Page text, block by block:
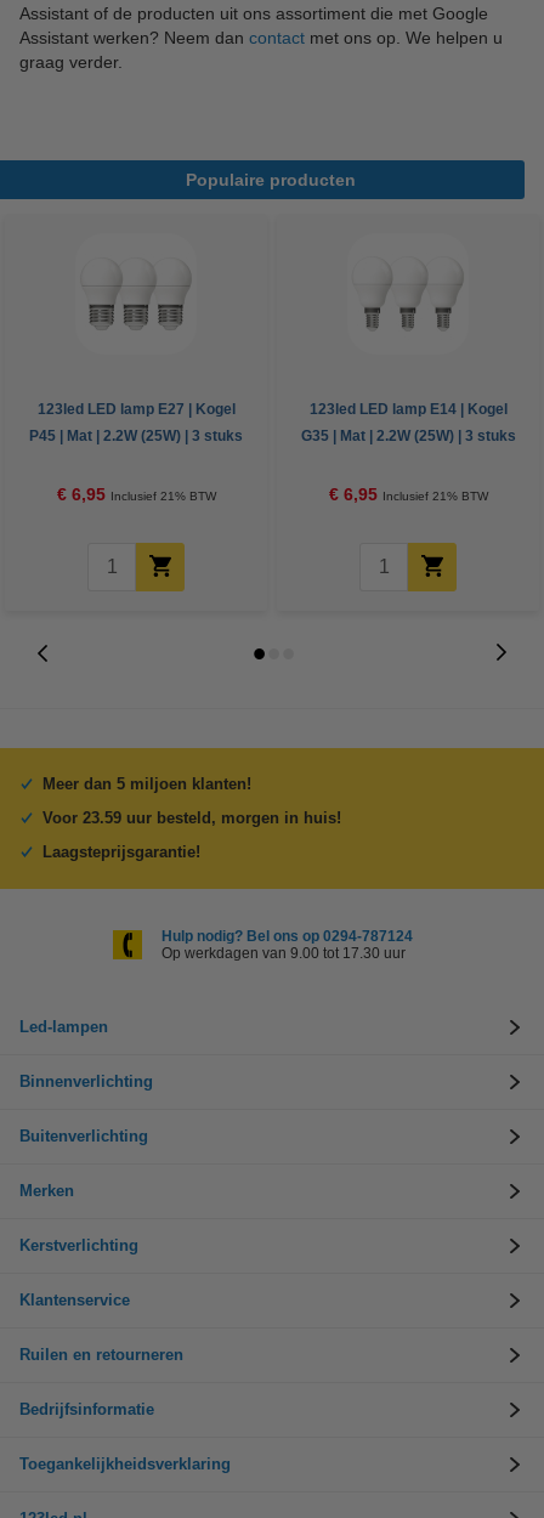
Assistant of de producten uit ons assortiment die met Google
Assistant werken? Neem dan contact met ons op. We helpen u
graag verder.
Populaire producten
123led LED lamp E27 | Kogel
P45 | Mat | 2.2W (25W) | 3 stuks
€ 6,95 Inclusief 21% BTW
123led LED lamp E14 | Kogel
G35 | Mat | 2.2W (25W) | 3 stuks
€ 6,95 Inclusief 21% BTW
Meer dan 5 miljoen klanten!
Voor 23.59 uur besteld, morgen in huis!
Laagsteprijsgarantie!
Hulp nodig? Bel ons op 0294-787124
Op werkdagen van 9.00 tot 17.30 uur
Led-lampen
Binnenverlichting
Buitenverlichting
Merken
Kerstverlichting
Klantenservice
Ruilen en retourneren
Bedrijfsinformatie
Toegankelijkheidsverklaring